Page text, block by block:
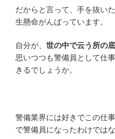
だからと言って、手を抜い
生懸命がんばっています。
自分が、 世の中で云う所の
思いつつも警備員として仕
きるでしょうか。
警備業界には好きでこの仕
で警備員になったわけでは